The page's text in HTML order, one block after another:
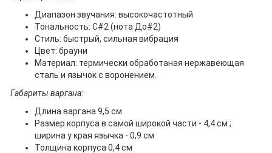
Диапазон звучания: высокочастотный
Тональность: C#2 (нота До#2)
Стиль: быстрый, сильная вибрация
Цвет: брауни
Материал: термически обработаная нержавеющая
сталь и язычок с воронением.
Габариты варгана:
Длина варгана 9,5 см
Размер корпуса в самой широкой части - 4,4 см ;
ширина у края язычка - 0,9 см
Толщина корпуса 0,4 см